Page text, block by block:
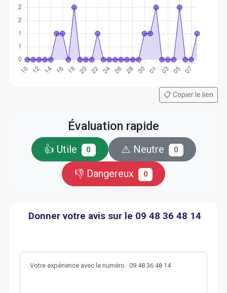
📋 Copier le lien
Évaluation rapide
👍 Utile 0 ⚠️ Neutre 0
👎 Dangereux 0
Donner votre avis sur le 09 48 36 48 14